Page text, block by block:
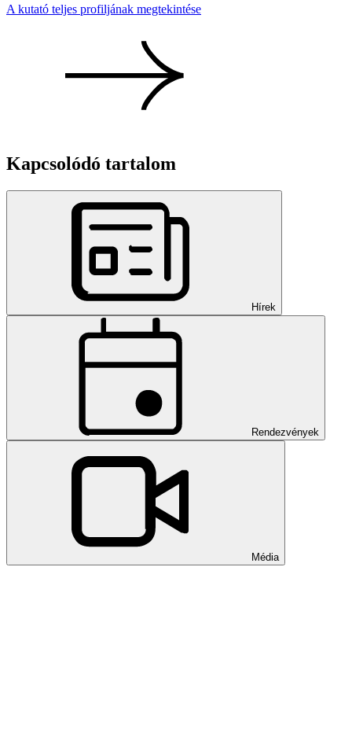
A kutató teljes profiljának megtekintése
Kapcsolódó tartalom
Hírek
Rendezvények
Média